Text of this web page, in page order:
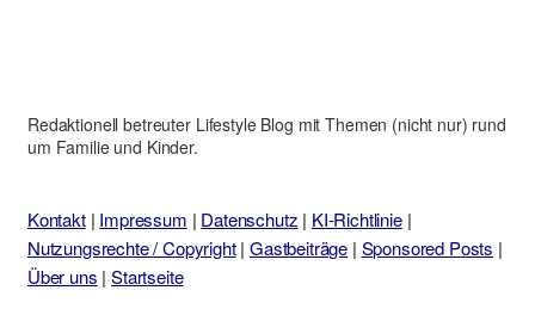
Redaktionell betreuter Lifestyle Blog mit Themen (nicht nur) rund
um Familie und Kinder.
Kontakt| Impressum | Datenschutz | KI-Richtlinie|
Nutzungsrechte / Copyright|Gastbeiträge | Sponsored Posts |
Über uns |Startseite